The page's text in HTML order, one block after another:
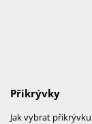
Přikrývky
Jak vybrat přikrývku